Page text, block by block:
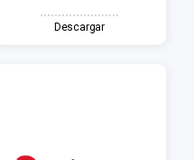
Descargar